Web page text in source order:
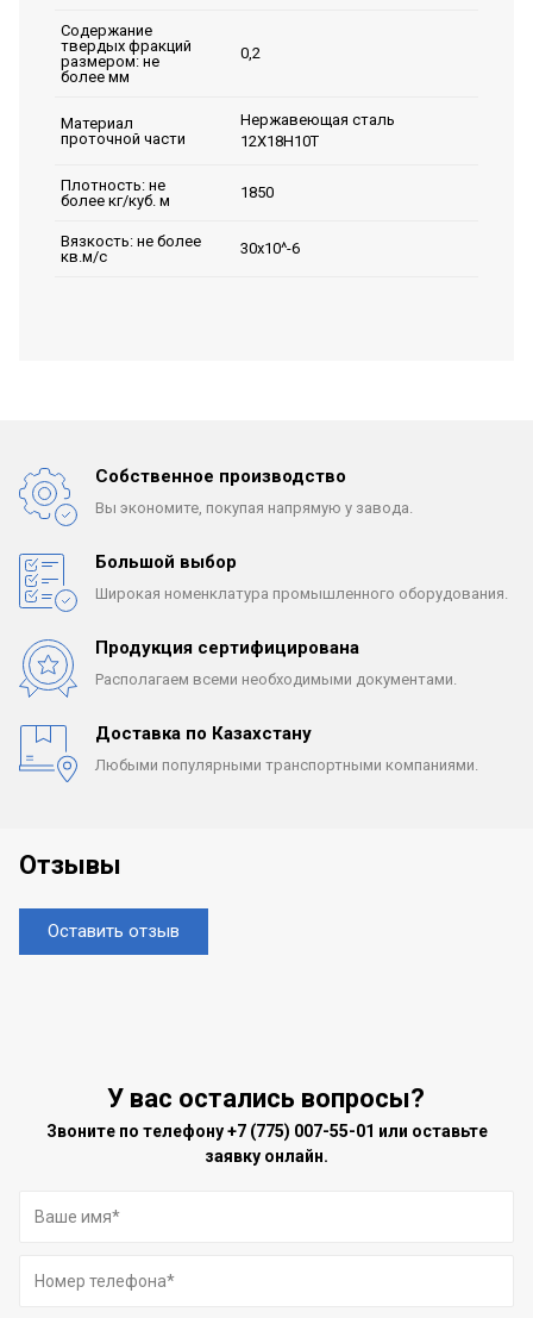
Содержание
твердых фракций
размером: не
более мм
0,2
Материал
проточной части
Нержавеющая сталь
12Х18Н10Т
Плотность: не
более кг/куб. м
1850
Вязкость: не более
кв.м/с
30х10^-6
Собственное производство
Вы экономите, покупая напрямую у завода.
Большой выбор
Широкая номенклатура промышленного оборудования.
Продукция сертифицирована
Располагаем всеми необходимыми документами.
Доставка по Казахстану
Любыми популярными транспортными компаниями.
Отзывы
Оставить отзыв
У вас остались вопросы?
Звоните по телефону+7 (775) 007-55-01 или оставьте
заявку онлайн.